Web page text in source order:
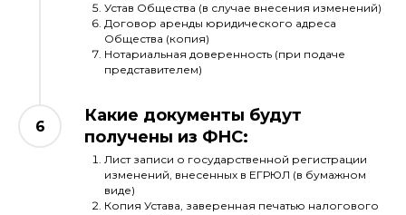
Устав Общества (в случае внесения изменений)
Договор аренды юридического адреса
Общества (копия)
Нотариальная доверенность (при подаче
представителем)
Какие документы будут
получены из ФНС:
Лист записи о государственной регистрации
изменений, внесенных в ЕГРЮЛ (в бумажном
виде)
Копия Устава, заверенная печатью налогового